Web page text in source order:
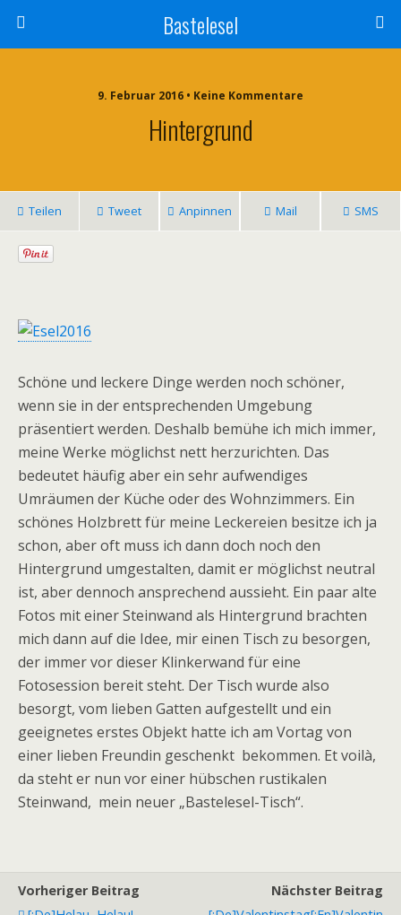
Bastelesel
9. Februar 2016 • Keine Kommentare
Hintergrund
Teilen Tweet Anpinnen Mail SMS
Schöne und leckere Dinge werden noch schöner,
wenn sie in der entsprechenden Umgebung
präsentiert werden. Deshalb bemühe ich mich immer,
meine Werke möglichst nett herzurichten. Das
bedeutet häufig aber ein sehr aufwendiges
Umräumen der Küche oder des Wohnzimmers. Ein
schönes Holzbrett für meine Leckereien besitze ich ja
schon, aber oft muss ich dann doch noch den
Hintergrund umgestalten, damit er möglichst neutral
ist, aber dennoch ansprechend aussieht. Ein paar alte
Fotos mit einer Steinwand als Hintergrund brachten
mich dann auf die Idee, mir einen Tisch zu besorgen,
der immer vor dieser Klinkerwand für eine
Fotosession bereit steht. Der Tisch wurde also
besorgt, vom lieben Gatten aufgestellt und ein
geeignetes erstes Objekt hatte ich am Vortag von
einer lieben Freundin geschenkt bekommen. Et voilà,
da steht er nun vor einer hübschen rustikalen
Steinwand, mein neuer „Bastelesel-Tisch“.
Vorheriger Beitrag
Nächster Beitrag